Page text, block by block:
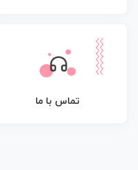
تماس با ما